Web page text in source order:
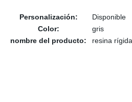
Personalización:
Disponible
Color:
gris
nombre del producto:
resina rígida